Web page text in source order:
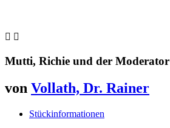
 
Mutti, Richie und der Moderator
von Vollath, Dr. Rainer
Stückinformationen